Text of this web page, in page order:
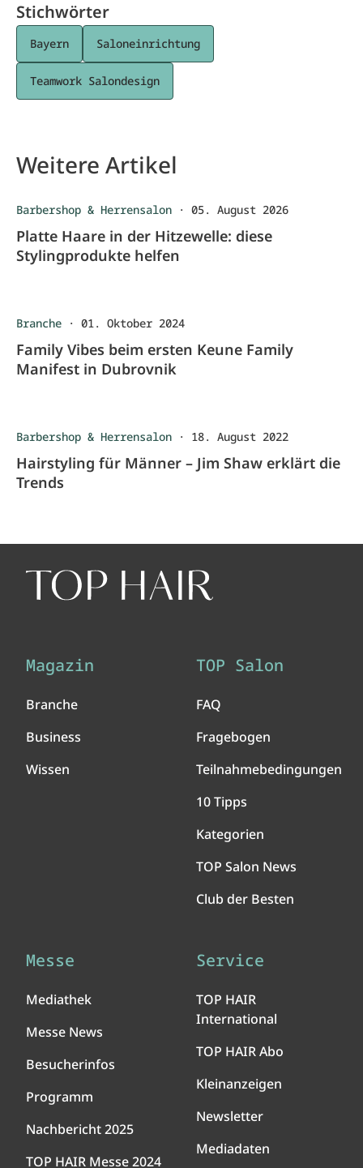
Stichwörter
Bayern Saloneinrichtung
Teamwork Salondesign
Weitere Artikel
Barbershop & Herrensalon · 05. August 2026
Platte Haare in der Hitzewelle: diese
Stylingprodukte helfen
Branche · 01. Oktober 2024
Family Vibes beim ersten Keune Family
Manifest in Dubrovnik
Barbershop & Herrensalon · 18. August 2022
Hairstyling für Männer – Jim Shaw erklärt die
Trends
Magazin
Branche
Business
Wissen
TOP Salon
FAQ
Fragebogen
Teilnahmebedingungen
10 Tipps
Kategorien
TOP Salon News
Club der Besten
Messe
Mediathek
Messe News
Besucherinfos
Programm
Nachbericht 2025
TOP HAIR Messe 2024
Service
TOP HAIR
International
TOP HAIR Abo
Kleinanzeigen
Newsletter
Mediadaten